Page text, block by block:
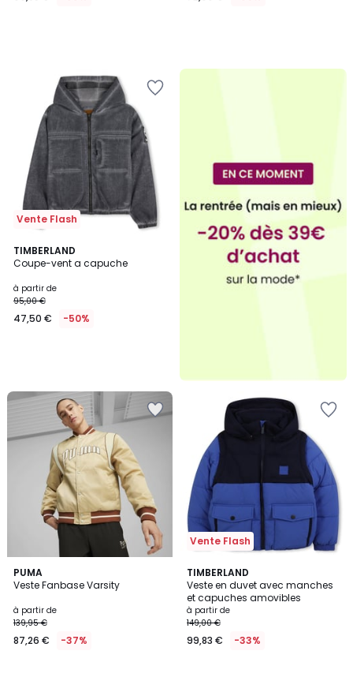
Vente Flash
TIMBERLAND
Coupe-vent a capuche
à partir de
95,00 €
47,50 € -50%
PUMA
Veste Fanbase Varsity
à partir de
139,95 €
87,26 € -37%
5
/
Vente Flash
TIMBERLAND
Veste en duvet avec manches
et capuches amovibles
à partir de
149,00 €
99,83 € -33%
2
Couleurs